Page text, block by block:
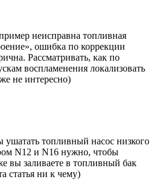
неисправна топливная
ошибка по коррекции
Рассматривать, как по
воспламенения локализовать
не интересно)
ушатать топливный насос низкого
N12 и N16 нужно, чтобы
вы заливаете в топливный бак
статья ни к чему)